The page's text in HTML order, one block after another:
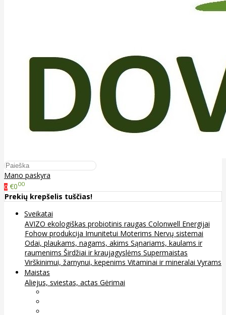
Mano paskyra
0 €000
Prekių krepšelis tuščias!
Sveikatai
AVIZO ekologiškas probiotinis raugas Colonwell Energijai
Fohow produkcija Imunitetui Moterims Nervų sistemai
Odai, plaukams, nagams, akims Sąnariams, kaulams ir
raumenims Širdžiai ir kraujagyslėms Supermaistas
Virškinimui, žarnynui, kepenims Vitaminai ir mineralai Vyrams
Maistas
Aliejus, sviestas, actas Gėrimai